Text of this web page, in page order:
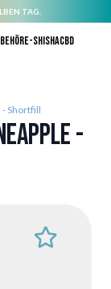
TAG.
E-ShishaCBD
- Shortfill
-